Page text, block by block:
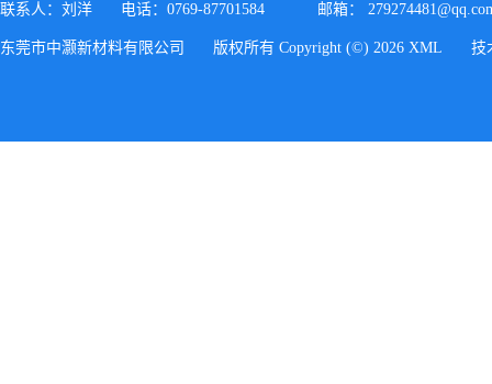
联系人：刘洋 电话：0769-87701584 邮箱：
东莞市中灏新材料有限公司 版权所有 Copyright (©) 2026 XML 技